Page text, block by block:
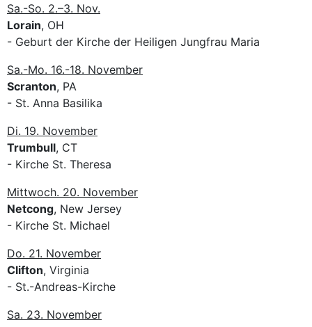
Sa.-So. 2.–3. Nov.
Lorain, OH
- Geburt der Kirche der Heiligen Jungfrau Maria
Sa.-Mo. 16.-18. November
Scranton, PA
- St. Anna Basilika
Di. 19. November
Trumbull, CT
- Kirche St. Theresa
Mittwoch. 20. November
Netcong, New Jersey
- Kirche St. Michael
Do. 21. November
Clifton, Virginia
- St.-Andreas-Kirche
Sa. 23. November